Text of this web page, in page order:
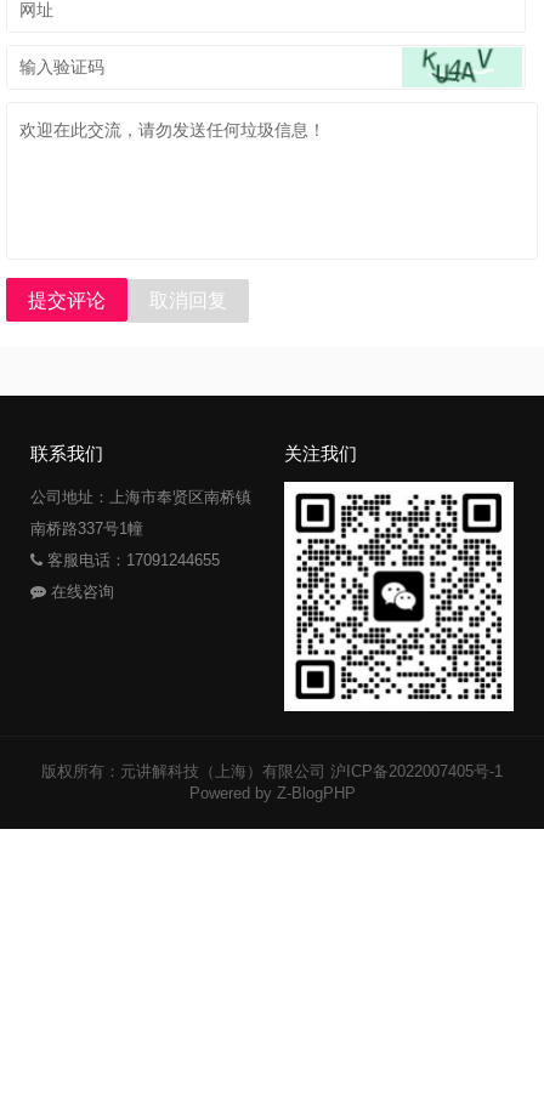
提交评论 取消回复
联系我们
公司地址：上海市奉贤区南桥镇
南桥路337号1幢
客服电话：17091244655
在线咨询
关注我们
版权所有：元讲解科技（上海）有限公司 沪ICP备2022007405号-1
Powered by Z-BlogPHP